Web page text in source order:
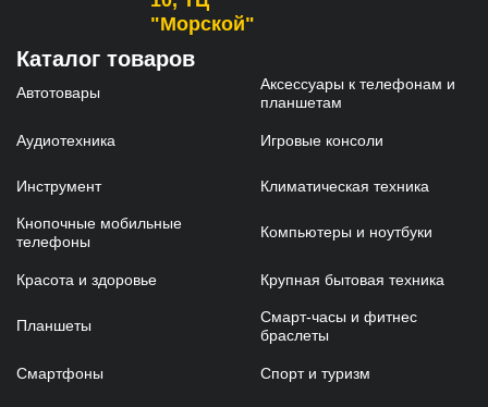
"Морской"
Каталог товаров
Автотовары
Аксессуары к телефонам и
планшетам
Аудиотехника Игровые консоли
Инструмент Климатическая техника
Кнопочные мобильные
телефоны
Компьютеры и ноутбуки
Красота и здоровье Крупная бытовая техника
Планшеты
Смарт-часы и фитнес
браслеты
Смартфоны Спорт и туризм